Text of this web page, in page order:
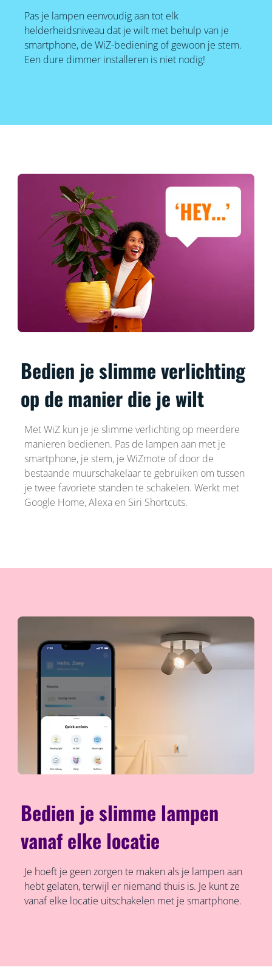
Pas je lampen eenvoudig aan tot elk
helderheidsniveau dat je wilt met behulp van je
smartphone, de WiZ-bediening of gewoon je stem.
Een dure dimmer installeren is niet nodig!
Bedien je slimme verlichting
op de manier die je wilt
Met WiZ kun je je slimme verlichting op meerdere
manieren bedienen. Pas de lampen aan met je
smartphone, je stem, je WiZmote of door de
bestaande muurschakelaar te gebruiken om tussen
je twee favoriete standen te schakelen. Werkt met
Google Home, Alexa en Siri Shortcuts.
Bedien je slimme lampen
vanaf elke locatie
Je hoeft je geen zorgen te maken als je lampen aan
hebt gelaten, terwijl er niemand thuis is. Je kunt ze
vanaf elke locatie uitschakelen met je smartphone.